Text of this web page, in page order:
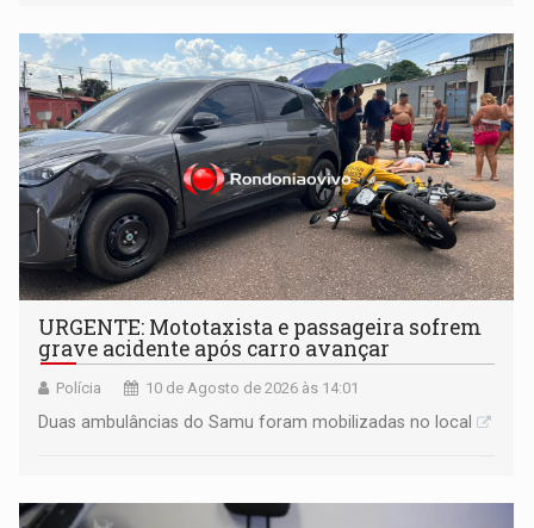
URGENTE: Mototaxista e passageira sofrem
grave acidente após carro avançar
Polícia 10 de Agosto de 2026 às 14:01
Duas ambulâncias do Samu foram mobilizadas no local